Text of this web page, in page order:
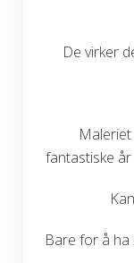
De virker
fantastiske
Bare for å ha